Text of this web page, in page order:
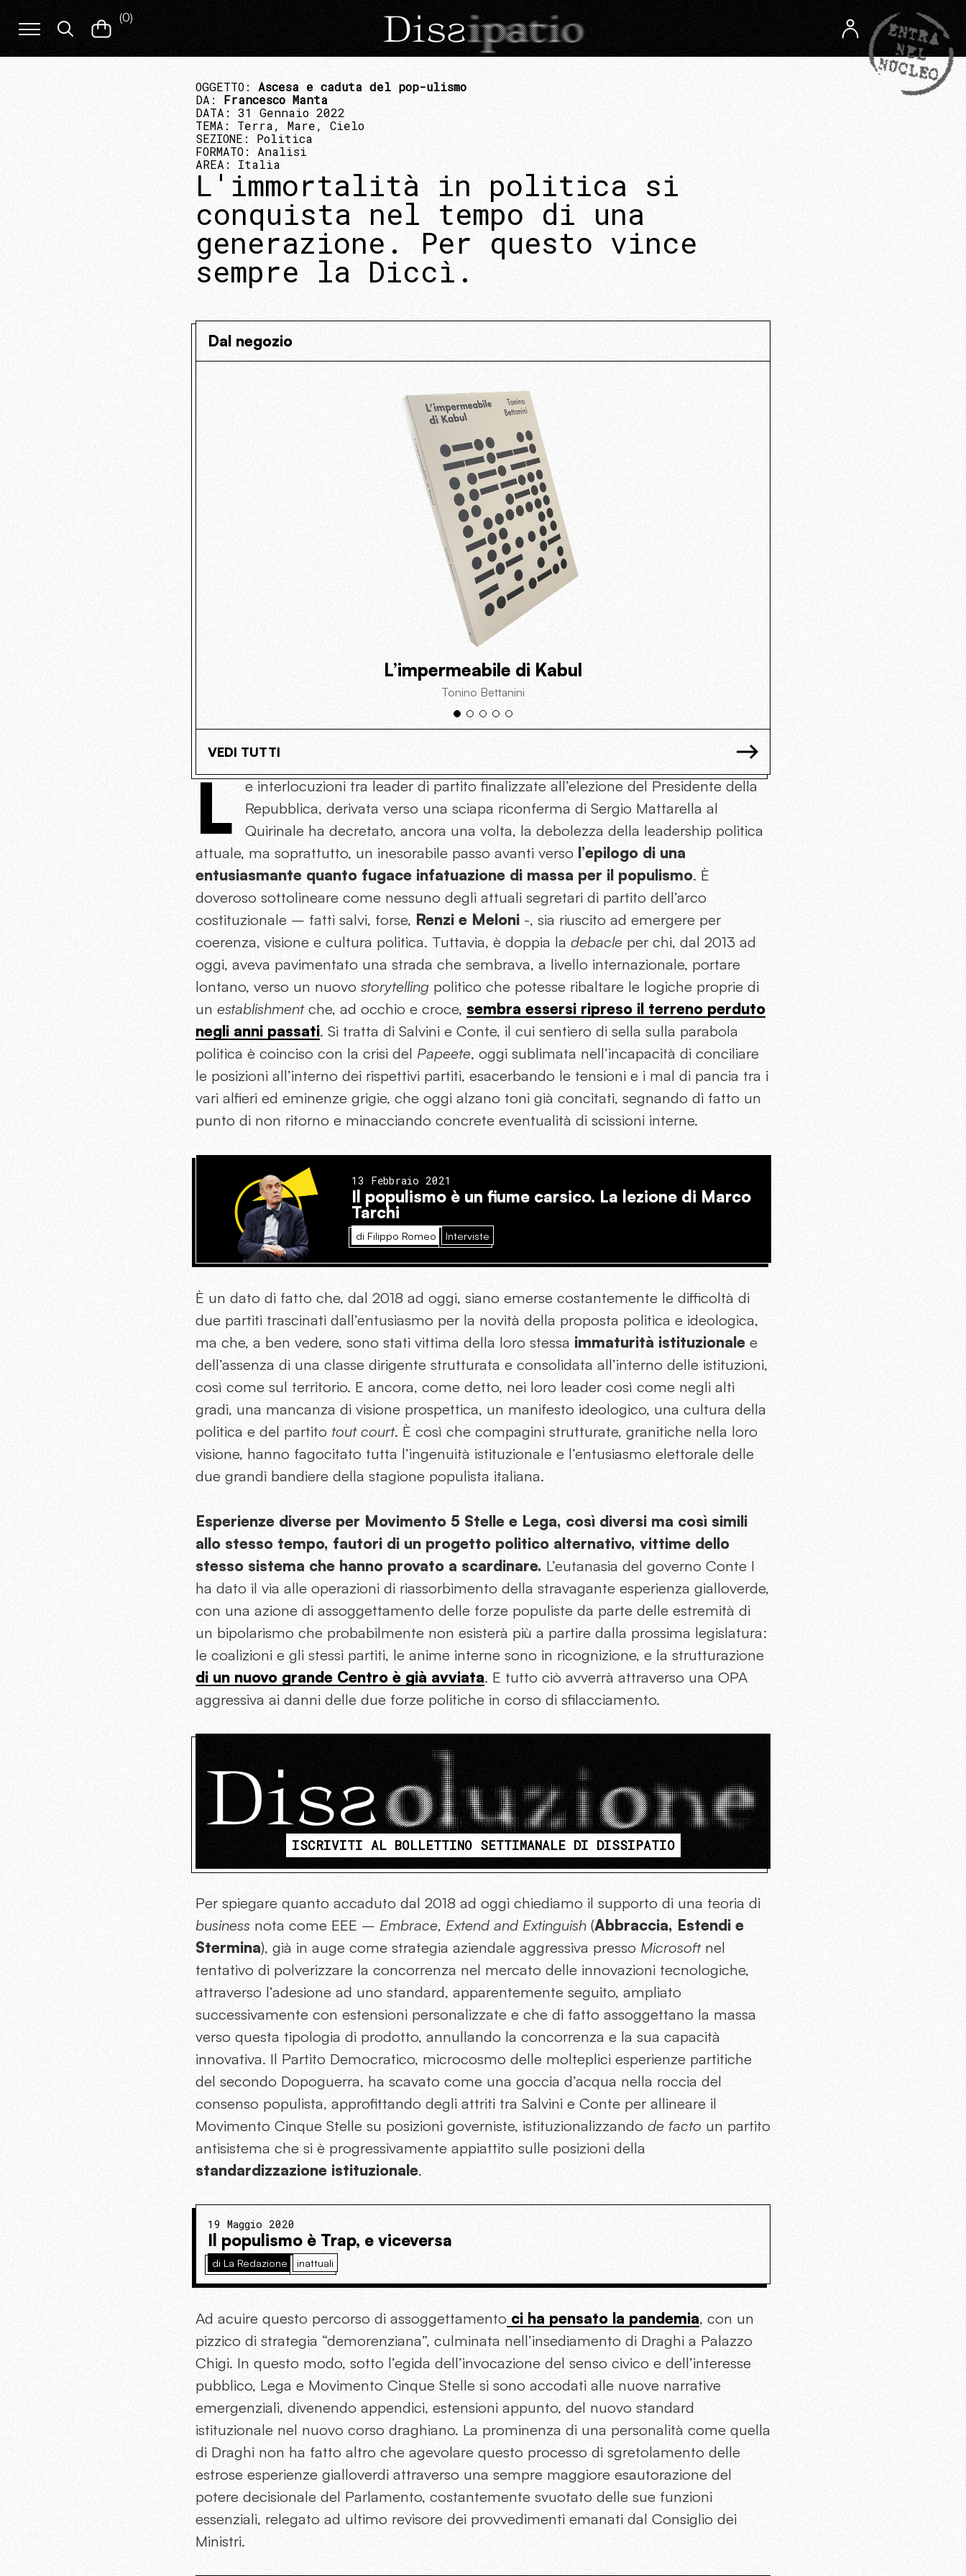
(0)
OGGETTO: Ascesa e caduta del pop-ulismo
DA: Francesco Manta
DATA: 31 Gennaio 2022
TEMA: Terra, Mare, Cielo
SEZIONE: Politica
FORMATO: Analisi
AREA: Italia
L'immortalità in politica si
conquista nel tempo di una
generazione. Per questo vince
sempre la Diccì.
Dal negozio
L’impermeabile di Kabul
Tonino Bettanini
VEDI TUTTI
L
e interlocuzioni tra leader di partito finalizzate all’elezione del Presidente della
Repubblica, derivata verso una sciapa riconferma di Sergio Mattarella al
Quirinale ha decretato, ancora una volta, la debolezza della leadership politica
attuale, ma soprattutto, un inesorabile passo avanti verso l’epilogo di una
entusiasmante quanto fugace infatuazione di massa per il populismo. È
doveroso sottolineare come nessuno degli attuali segretari di partito dell’arco
costituzionale – fatti salvi, forse, Renzi e Meloni -, sia riuscito ad emergere per
coerenza, visione e cultura politica. Tuttavia, è doppia la debacle per chi, dal 2013 ad
oggi, aveva pavimentato una strada che sembrava, a livello internazionale, portare
lontano, verso un nuovo storytelling politico che potesse ribaltare le logiche proprie di
un establishmentche, ad occhio e croce, sembra essersi ripreso il terreno perduto
negli anni passati. Si tratta di Salvini e Conte, il cui sentiero di sella sulla parabola
politica è coinciso con la crisi del Papeete, oggi sublimata nell’incapacità di conciliare
le posizioni all’interno dei rispettivi partiti, esacerbando le tensioni e i mal di pancia tra i
vari alfieri ed eminenze grigie, che oggi alzano toni già concitati, segnando di fatto un
punto di non ritorno e minacciando concrete eventualità di scissioni interne.
13 Febbraio 2021
Il populismo è un fiume carsico. La lezione di Marco
Tarchi
di Filippo Romeo Interviste
È un dato di fatto che, dal 2018 ad oggi, siano emerse costantemente le difficoltà di
due partiti trascinati dall’entusiasmo per la novità della proposta politica e ideologica,
ma che, a ben vedere, sono stati vittima della loro stessa immaturità istituzionale e
dell’assenza di una classe dirigente strutturata e consolidata all’interno delle istituzioni,
così come sul territorio. E ancora, come detto, nei loro leader così come negli alti
gradi, una mancanza di visione prospettica, un manifesto ideologico, una cultura della
politica e del partito tout court. È così che compagini strutturate, granitiche nella loro
visione, hanno fagocitato tutta l’ingenuità istituzionale e l’entusiasmo elettorale delle
due grandi bandiere della stagione populista italiana.
Esperienze diverse per Movimento 5 Stelle e Lega, così diversi ma così simili
allo stesso tempo, fautori di un progetto politico alternativo, vittime dello
stesso sistema che hanno provato a scardinare. L’eutanasia del governo Conte I
ha dato il via alle operazioni di riassorbimento della stravagante esperienza gialloverde,
con una azione di assoggettamento delle forze populiste da parte delle estremità di
un bipolarismo che probabilmente non esisterà più a partire dalla prossima legislatura:
le coalizioni e gli stessi partiti, le anime interne sono in ricognizione, e la strutturazione
di un nuovo grande Centro è già avviata. E tutto ciò avverrà attraverso una OPA
aggressiva ai danni delle due forze politiche in corso di sfilacciamento.
ISCRIVITI AL BOLLETTINO SETTIMANALE DI DISSIPATIO
Per spiegare quanto accaduto dal 2018 ad oggi chiediamo il supporto di una teoria di
business nota come EEE – Embrace, Extend and Extinguish (Abbraccia, Estendi e
Stermina), già in auge come strategia aziendale aggressiva presso Microsoft nel
tentativo di polverizzare la concorrenza nel mercato delle innovazioni tecnologiche,
attraverso l’adesione ad uno standard, apparentemente seguito, ampliato
successivamente con estensioni personalizzate e che di fatto assoggettano la massa
verso questa tipologia di prodotto, annullando la concorrenza e la sua capacità
innovativa. Il Partito Democratico, microcosmo delle molteplici esperienze partitiche
del secondo Dopoguerra, ha scavato come una goccia d’acqua nella roccia del
consenso populista, approfittando degli attriti tra Salvini e Conte per allineare il
Movimento Cinque Stelle su posizioni governiste, istituzionalizzando de facto un partito
antisistema che si è progressivamente appiattito sulle posizioni della
standardizzazione istituzionale.
19 Maggio 2020
Il populismo è Trap, e viceversa
di La Redazione inattuali
Ad acuire questo percorso di assoggettamento ci ha pensato la pandemia, con un
pizzico di strategia “demorenziana”, culminata nell’insediamento di Draghi a Palazzo
Chigi. In questo modo, sotto l’egida dell’invocazione del senso civico e dell’interesse
pubblico, Lega e Movimento Cinque Stelle si sono accodati alle nuove narrative
emergenziali, divenendo appendici, estensioni appunto, del nuovo standard
istituzionale nel nuovo corso draghiano. La prominenza di una personalità come quella
di Draghi non ha fatto altro che agevolare questo processo di sgretolamento delle
estrose esperienze gialloverdi attraverso una sempre maggiore esautorazione del
potere decisionale del Parlamento, costantemente svuotato delle sue funzioni
essenziali, relegato ad ultimo revisore dei provvedimenti emanati dal Consiglio dei
Ministri.